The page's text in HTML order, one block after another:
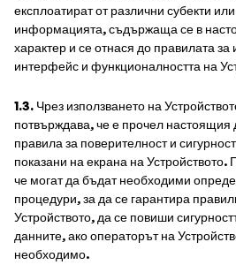
експлоатират от различни субекти
информацията, съдържаща се в
характер и се отнася до правилата
интерфейс и функционалността на
1.3. Чрез използването на
потвърждава, че е прочел настоящия
правила за поверителност и
показани на екрана на Устройството.
че могат да бъдат необходими
процедури, за да се гарантира
Устройството, да се повиши
данните, ако операторът на
необходимо.